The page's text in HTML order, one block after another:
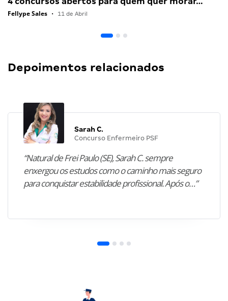
Fellype Sales • 11 de Abril
Depoimentos relacionados
Sarah C.
Concurso Enfermeiro PSF
“Natural de Frei Paulo (SE), Sarah C. sempre
enxergou os estudos como o caminho mais seguro
para conquistar estabilidade profissional. Após o…”